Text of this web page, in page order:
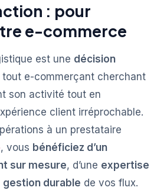
: pour
e-commerce
est une décision
tout e-commerçant cherchant
son activité tout en
client irréprochable.
à un prestataire
, vous bénéficiez d’un
sur mesure, d’une expertise
gestion durable de vos flux.